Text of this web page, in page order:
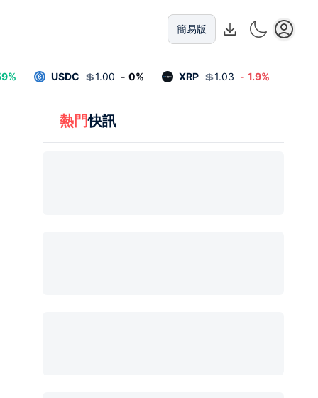
簡易版
% USDC 💲1.00 - 0% XRP 💲1.03 - 1.9%
熱門快訊